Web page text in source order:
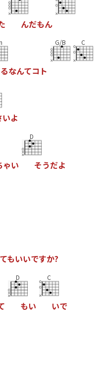
んだもん
るなんてコ ト
G/B C
いよ
ゃい
D
そうだよ
てもいいですか?
D
もい
C
いで